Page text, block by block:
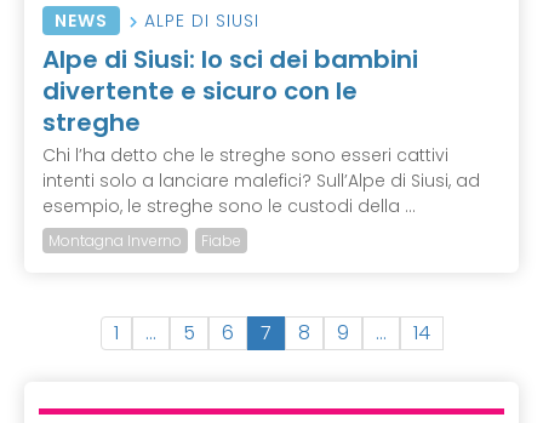
NEWS ALPE DI SIUSI
Alpe di Siusi: lo sci dei bambini
divertente e sicuro con le
streghe
Chi l’ha detto che le streghe sono esseri cattivi
intenti solo a lanciare malefici? Sull’Alpe di Siusi, ad
esempio, le streghe sono le custodi della ...
Montagna Inverno Fiabe
1 … 5 6 7(
c
r
8 9 … 14